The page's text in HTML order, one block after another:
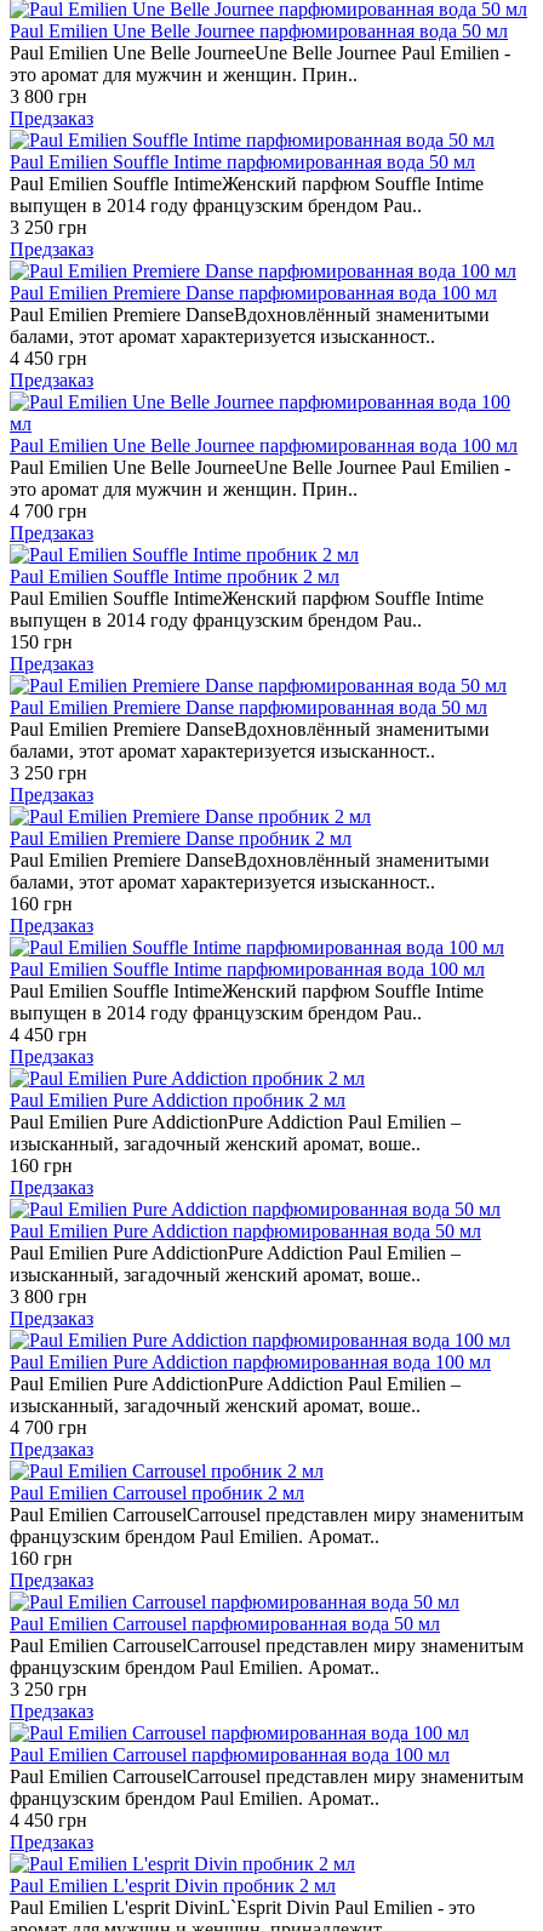
Paul Emilien Une Belle Journee парфюмированная вода 50 мл
Paul Emilien Une Belle JourneeUne Belle Journee Paul Emilien -
это аромат для мужчин и женщин. Прин..
3 800 грн
Предзаказ
Paul Emilien Souffle Intime парфюмированная вода 50 мл
Paul Emilien Souffle IntimeЖенский парфюм Souffle Intime
выпущен в 2014 году французским брендом Pau..
3 250 грн
Предзаказ
Paul Emilien Premiere Danse парфюмированная вода 100 мл
Paul Emilien Premiere DanseВдохновлённый знаменитыми
балами, этот аромат характеризуется изысканност..
4 450 грн
Предзаказ
Paul Emilien Une Belle Journee парфюмированная вода 100 мл
Paul Emilien Une Belle JourneeUne Belle Journee Paul Emilien -
это аромат для мужчин и женщин. Прин..
4 700 грн
Предзаказ
Paul Emilien Souffle Intime пробник 2 мл
Paul Emilien Souffle IntimeЖенский парфюм Souffle Intime
выпущен в 2014 году французским брендом Pau..
150 грн
Предзаказ
Paul Emilien Premiere Danse парфюмированная вода 50 мл
Paul Emilien Premiere DanseВдохновлённый знаменитыми
балами, этот аромат характеризуется изысканност..
3 250 грн
Предзаказ
Paul Emilien Premiere Danse пробник 2 мл
Paul Emilien Premiere DanseВдохновлённый знаменитыми
балами, этот аромат характеризуется изысканност..
160 грн
Предзаказ
Paul Emilien Souffle Intime парфюмированная вода 100 мл
Paul Emilien Souffle IntimeЖенский парфюм Souffle Intime
выпущен в 2014 году французским брендом Pau..
4 450 грн
Предзаказ
Paul Emilien Pure Addiction пробник 2 мл
Paul Emilien Pure AddictionPure Addiction Paul Emilien –
изысканный, загадочный женский аромат, воше..
160 грн
Предзаказ
Paul Emilien Pure Addiction парфюмированная вода 50 мл
Paul Emilien Pure AddictionPure Addiction Paul Emilien –
изысканный, загадочный женский аромат, воше..
3 800 грн
Предзаказ
Paul Emilien Pure Addiction парфюмированная вода 100 мл
Paul Emilien Pure AddictionPure Addiction Paul Emilien –
изысканный, загадочный женский аромат, воше..
4 700 грн
Предзаказ
Paul Emilien Carrousel пробник 2 мл
Paul Emilien CarrouselCarrousel представлен миру знаменитым
французским брендом Paul Emilien. Аромат..
160 грн
Предзаказ
Paul Emilien Carrousel парфюмированная вода 50 мл
Paul Emilien CarrouselCarrousel представлен миру знаменитым
французским брендом Paul Emilien. Аромат..
3 250 грн
Предзаказ
Paul Emilien Carrousel парфюмированная вода 100 мл
Paul Emilien CarrouselCarrousel представлен миру знаменитым
французским брендом Paul Emilien. Аромат..
4 450 грн
Предзаказ
Paul Emilien L'esprit Divin пробник 2 мл
Paul Emilien L'esprit DivinL`Esprit Divin Paul Emilien - это